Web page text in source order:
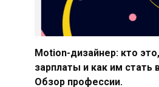
Motion-дизайнер: кто
зарплаты и как им стать
Обзор профессии.